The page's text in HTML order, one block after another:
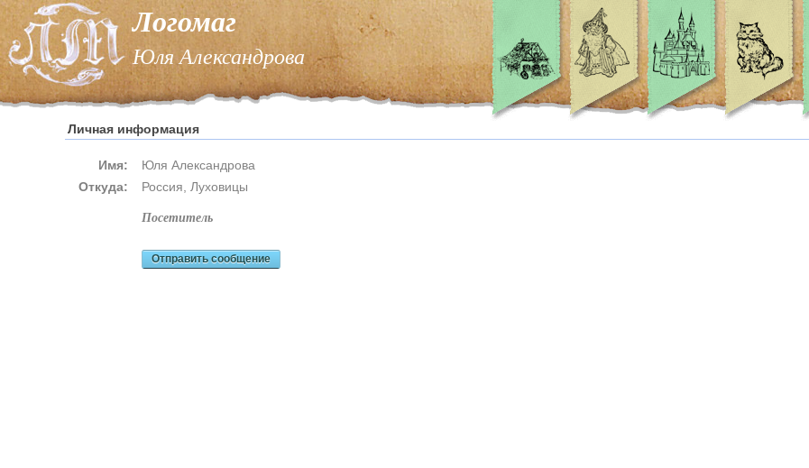
Логомаг
Юля Александрова
Личная информация
Имя:
Юля Александрова
Откуда:
Россия, Луховицы
посетитель
Отправить сообщение